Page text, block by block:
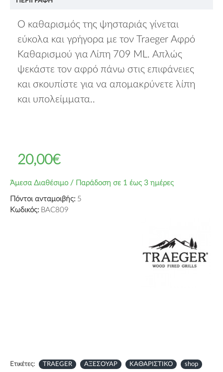
Ο καθαρισμός της ψησταριάς γίνεται
εύκολα και γρήγορα με τον Traeger Αφρό
Καθαρισμού για Λίπη 709 ML. Απλώς
ψεκάστε τον αφρό πάνω στις επιφάνειες
και σκουπίστε για να απομακρύνετε λίπη
και υπολείμματα..
Άμεσα Διαθέσιμο / Παράδοση σε 1 έως 3 ημέρες
Πόντοι ανταμοιβής: 5
Κωδικός: BAC809
20,00€
Ετικέτες: TRAEGER ΑΞΕΣΟΥΑΡ ΚΑΘΑΡΙΣΤΙΚΟ shop